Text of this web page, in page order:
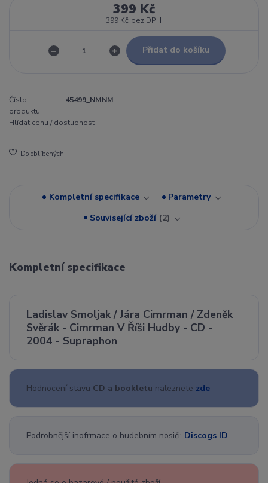
399 Kč
399 Kč bez DPH
Přidat do košíku
Číslo
produktu:
45499_NMNM
Hlídat cenu / dostupnost
Do oblíbených
Kompletní specifikace
Parametry
Související zboží 2
Kompletní specifikace
Ladislav Smoljak / Jára Cimrman / Zdeněk
Svěrák - Cimrman V Říši Hudby - CD -
2004 - Supraphon
Hodnocení stavu CD a bookletu naleznete zde
Podrobnější inofrmace o hudebním nosiči: Discogs ID